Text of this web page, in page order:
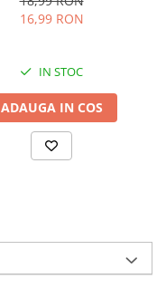
16,99 RON
IN STOC
ADAUGA IN COS